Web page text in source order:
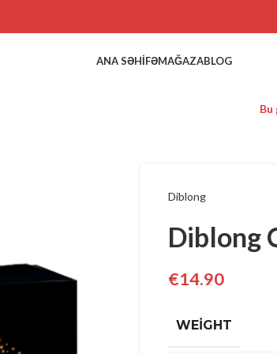
ANA SƏHIFƏMAĞAZABLOG
Bu
Diblong
Diblong
€14.90
WEIGHT